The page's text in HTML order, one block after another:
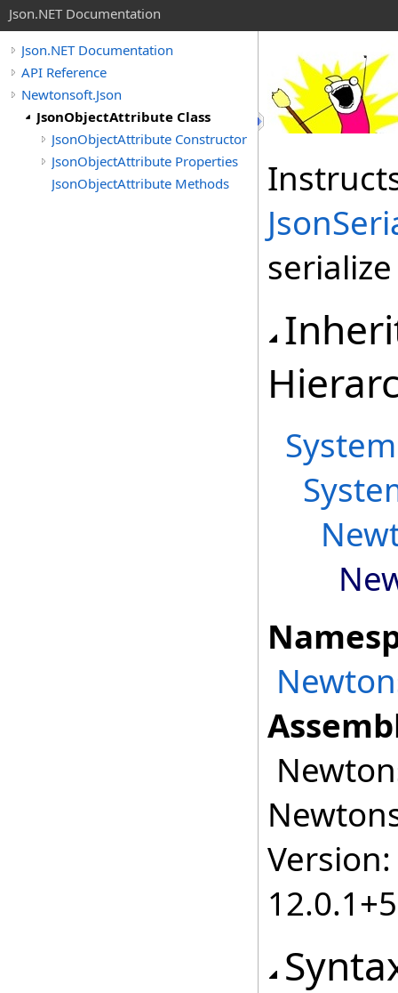
Json.NET Documentation
Json.NET Documentation
API Reference
Newtonsoft.Json
JsonObjectAttribute Class
JsonObjectAttribute Constructor
JsonObjectAttribute Properties
JsonObjectAttribute Methods
System
Version: